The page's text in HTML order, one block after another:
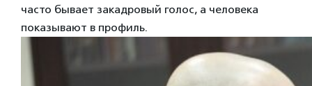
часто бывает закадровый голос, а человека
показывают в профиль.